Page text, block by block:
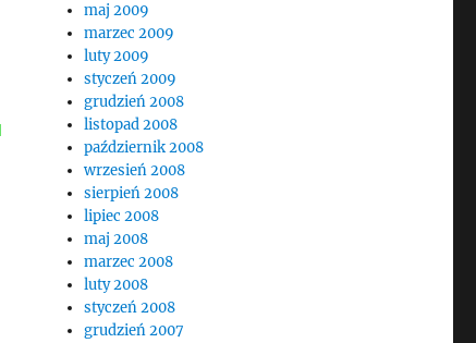
maj 2009
marzec 2009
luty 2009
styczeń 2009
grudzień 2008
listopad 2008
październik 2008
wrzesień 2008
sierpień 2008
lipiec 2008
maj 2008
marzec 2008
luty 2008
styczeń 2008
grudzień 2007